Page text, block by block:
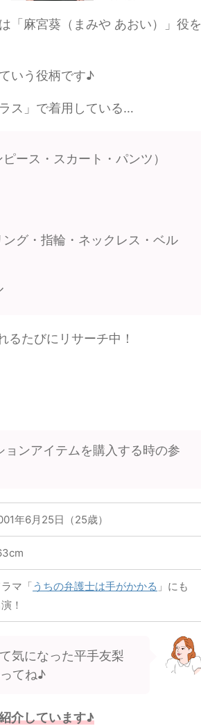
「麻宮葵（まみや あおい）」役を
いう役柄です♪
ス」で着用している…
ース・スカート・パンツ）
グ・指輪・ネックレス・ベル
たびにリサーチ中！
ョンアイテムを購入する時の参
年6月25日（25歳）
ラマ「うちの弁護士は手がかかる 」にも
！
気になった平手友梨
てね♪
介しています♪